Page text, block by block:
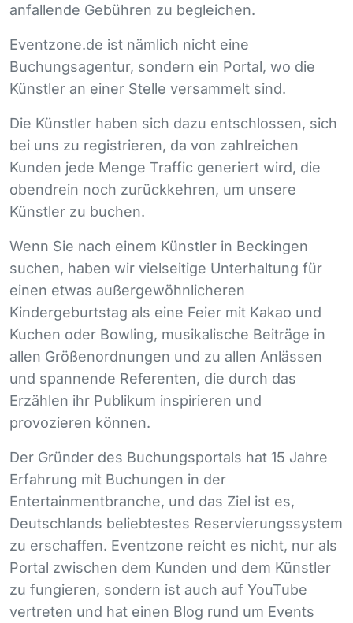
anfallende Gebühren zu begleichen.
Eventzone.de ist nämlich nicht eine
Buchungsagentur, sondern ein Portal, wo die
Künstler an einer Stelle versammelt sind.
Die Künstler haben sich dazu entschlossen, sich
bei uns zu registrieren, da von zahlreichen
Kunden jede Menge Traffic generiert wird, die
obendrein noch zurückkehren, um unsere
Künstler zu buchen.
Wenn Sie nach einem Künstler in Beckingen
suchen, haben wir vielseitige Unterhaltung für
einen etwas außergewöhnlicheren
Kindergeburtstag als eine Feier mit Kakao und
Kuchen oder Bowling, musikalische Beiträge in
allen Größenordnungen und zu allen Anlässen
und spannende Referenten, die durch das
Erzählen ihr Publikum inspirieren und
provozieren können.
Der Gründer des Buchungsportals hat 15 Jahre
Erfahrung mit Buchungen in der
Entertainmentbranche, und das Ziel ist es,
Deutschlands beliebtestes Reservierungssystem
zu erschaffen. Eventzone reicht es nicht, nur als
Portal zwischen dem Kunden und dem Künstler
zu fungieren, sondern ist auch auf YouTube
vertreten und hat einen Blog rund um Events